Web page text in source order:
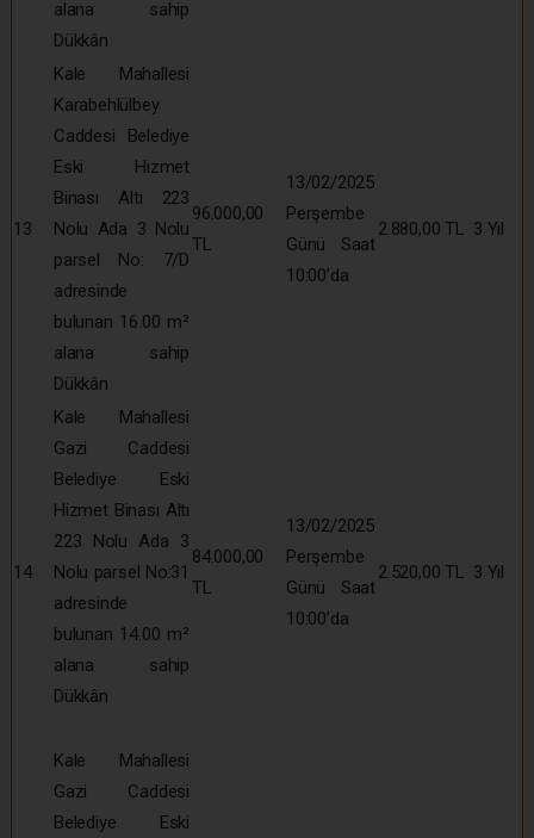
alana sahip
Dükkân
13
Kale Mahallesi
Karabehlülbey
Caddesi Belediye
Eski Hizmet
Binası Altı 223
Nolu Ada 3 Nolu
parsel No: 7/D
adresinde
bulunan 16.00 m²
alana sahip
Dükkân
96.000,00
TL
13/02/2025
Perşembe
Günü Saat
10:00’da
2.880,00 TL 3 Yıl
14
Kale Mahallesi
Gazi Caddesi
Belediye Eski
Hizmet Binası Altı
223 Nolu Ada 3
Nolu parsel No:31
adresinde
bulunan 14.00 m²
alana sahip
Dükkân
84.000,00
TL
13/02/2025
Perşembe
Günü Saat
10:00’da
2.520,00 TL 3 Yıl
Kale Mahallesi
Gazi Caddesi
Belediye Eski